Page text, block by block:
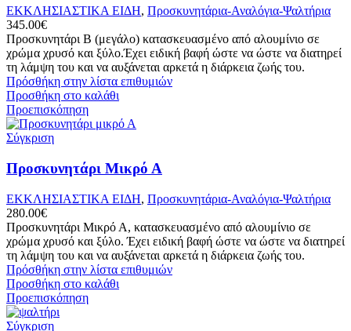
ΕΚΚΛΗΣΙΑΣΤΙΚΑ ΕΙΔΗ, Προσκυνητάρια-Αναλόγια-Ψαλτήρια
345.00€
Προσκυνητάρι Β (μεγάλο) κατασκευασμένο από αλουμίνιο σε
χρώμα χρυσό και ξύλο.Έχει ειδική βαφή ώστε να ώστε να διατηρεί
τη λάμψη του και να αυξάνεται αρκετά η διάρκεια ζωής του.
Πρόσθήκη στην λίστα επιθυμιών
Προσθήκη στο καλάθι
Προεπισκόπηση
Σύγκριση
Προσκυνητάρι Μικρό Α
ΕΚΚΛΗΣΙΑΣΤΙΚΑ ΕΙΔΗ, Προσκυνητάρια-Αναλόγια-Ψαλτήρια
280.00€
Προσκυνητάρι Μικρό Α, κατασκευασμένο από αλουμίνιο σε
χρώμα χρυσό και ξύλο. Έχει ειδική βαφή ώστε να ώστε να διατηρεί
τη λάμψη του και να αυξάνεται αρκετά η διάρκεια ζωής του.
Πρόσθήκη στην λίστα επιθυμιών
Προσθήκη στο καλάθι
Προεπισκόπηση
Σύγκριση